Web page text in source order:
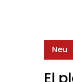
Neu